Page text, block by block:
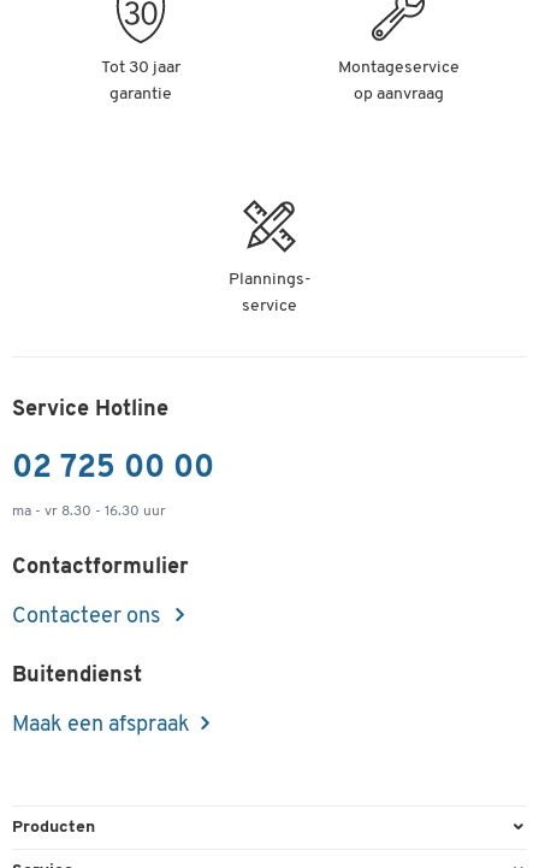
Tot 30 jaar
garantie
Montageservice
op aanvraag
Plannings-
service
Service Hotline
02 725 00 00
ma - vr 8.30 - 16.30 uur
Contactformulier
Contacteer ons
Buitendienst
Maak een afspraak
Producten
Kantoorbenodigdheden